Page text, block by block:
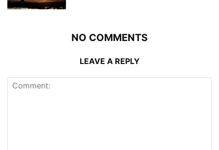
NO COMMENTS
LEAVE A REPLY